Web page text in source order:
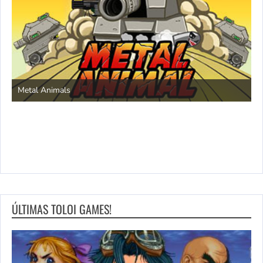
Metal Animals
ÚLTIMAS TOLOI GAMES!